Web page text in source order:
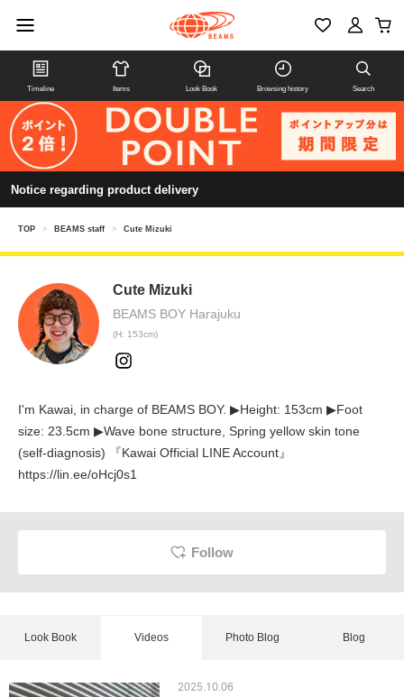
Timeline Items Look Book Browsing history Search
Notice regarding product delivery
TOP > BEAMS staff > Cute Mizuki
Cute Mizuki
BEAMS BOY Harajuku
(H: 153cm)
I'm Kawai, in charge of BEAMS BOY. ▶︎Height: 153cm ▶︎Foot
size: 23.5cm ▶︎Wave bone structure, Spring yellow skin tone
(self-diagnosis) 『Kawai Official LINE Account』
https://lin.ee/oHcj0s1
Follow
Look Book Videos Photo Blog Blog
2025.10.06